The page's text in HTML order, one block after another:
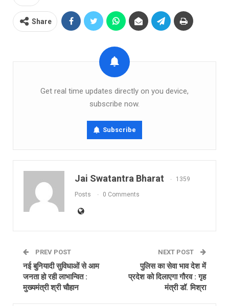
Share
Get real time updates directly on you device,
subscribe now.
Subscribe
Jai Swatantra Bharat 1359
Posts 0 Comments
PREV POST
नई बुनियादी सुविधाओं से आम
जनता हो रही लाभान्वित :
मुख्यमंत्री श्री चौहान
NEXT POST
पुलिस का सेवा भाव देश में
प्रदेश को दिलाएगा गौरव : गृह
मंत्री डॉ. मिश्रा